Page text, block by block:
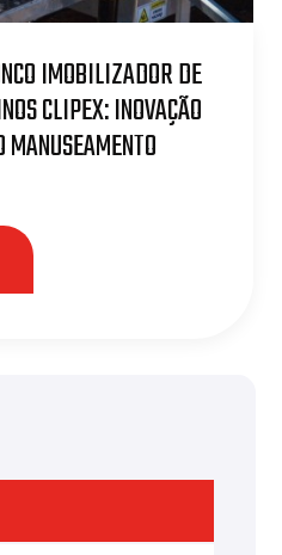
IMOBILIZADOR DE
CLIPEX: INOVAÇÃO